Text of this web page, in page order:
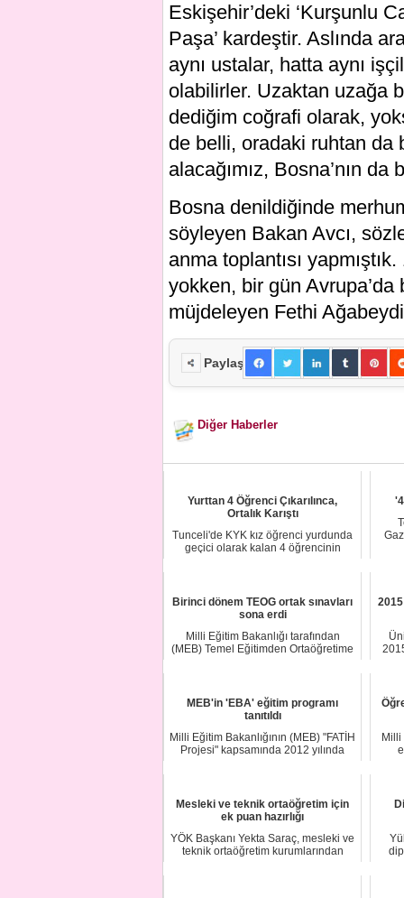
Eskişehir’deki ‘Kurşunlu
Paşa’ kardeştir. Aslında
aynı ustalar, hatta aynı
olabilirler. Uzaktan uzağa
dediğim coğrafi olarak,
de belli, oradaki ruhtan da
alacağımız, Bosna’nın
Bosna denildiğinde
söyleyen Bakan Avcı,
anma toplantısı
yokken, bir gün Avrupa’da
müjdeleyen Fethi
Paylaş
Diğer Haberler
Yurttan 4 Öğrenci Çıkarılınca,
Ortalık Karıştı
Tunceli'de KYK kız öğrenci yurdunda
geçici olarak kalan 4 öğrencinin
Birinci dönem TEOG ortak sınavları
sona erdi
Milli Eğitim Bakanlığı tarafından
(MEB) Temel Eğitimden Ortaöğretime
MEB'in 'EBA' eğitim programı
tanıtıldı
Milli Eğitim Bakanlığının (MEB) "FATİH
Projesi" kapsamında 2012 yılında
Milli
Mesleki ve teknik ortaöğretim için
ek puan hazırlığı
YÖK Başkanı Yekta Saraç, mesleki ve
teknik ortaöğretim kurumlarından